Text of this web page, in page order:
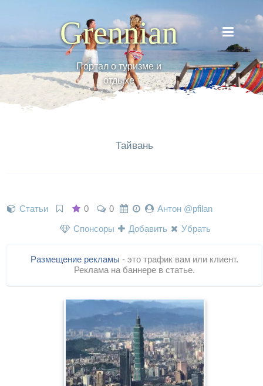
Grennian
Портал о туризме и
отдыхе
Тайвань
Статьи 0 0
Антон @pfilan
Спонсоры
Добавить Убрать
Размещение рекламы - это трафик вам или клиент.
Реклама на баннере в статье.